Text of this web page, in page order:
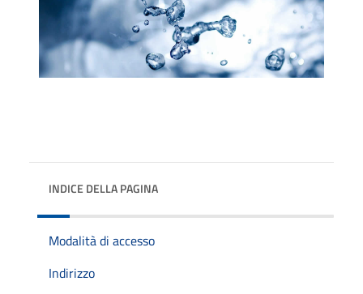
INDICE DELLA PAGINA
Modalità di accesso
Indirizzo